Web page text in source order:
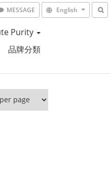
MESSAGE English
Purity
品牌分類